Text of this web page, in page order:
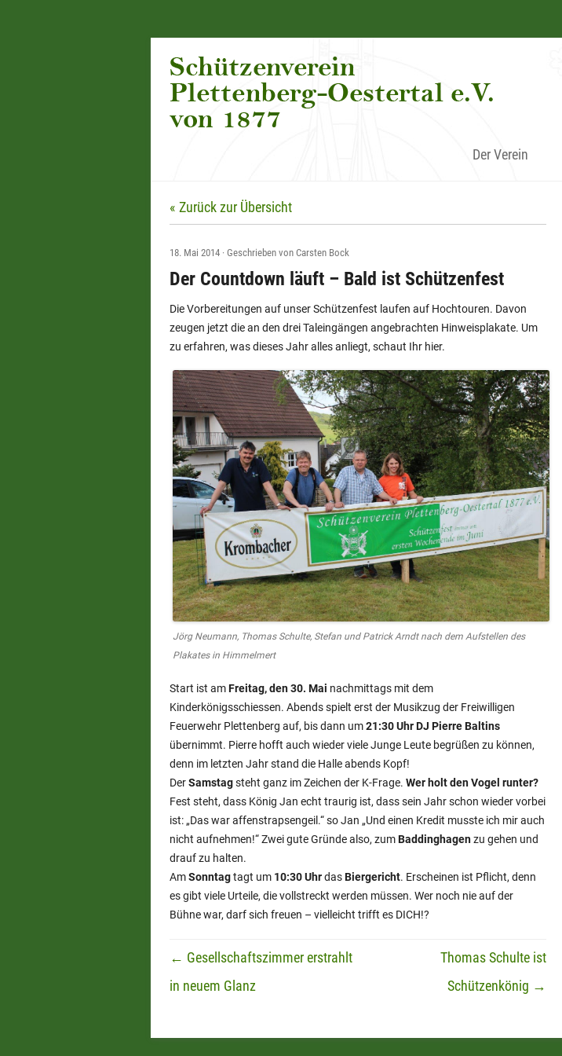
Der Verein
« Zurück zur Übersicht
18. Mai 2014 · Geschrieben von Carsten Bock
Der Countdown läuft – Bald ist Schützenfest
Die Vorbereitungen auf unser Schützenfest laufen auf Hochtouren. Davon
zeugen jetzt die an den drei Taleingängen angebrachten Hinweisplakate. Um
zu erfahren, was dieses Jahr alles anliegt, schaut Ihr hier.
Jörg Neumann, Thomas Schulte, Stefan und Patrick Arndt nach dem Aufstellen des
Plakates in Himmelmert
Start ist amFreitag, den 30. Mai nachmittags mit dem
Kinderkönigsschiessen. Abends spielt erst der Musikzug der Freiwilligen
Feuerwehr Plettenberg auf, bis dann um21:30 Uhr DJ Pierre Baltins
übernimmt. Pierre hofft auch wieder viele Junge Leute begrüßen zu können,
denn im letzten Jahr stand die Halle abends Kopf!
DerSamstagsteht ganz im Zeichen der K-Frage. Wer holt den Vogel runter?
Fest steht, dass König Jan echt traurig ist, dass sein Jahr schon wieder vorbei
ist: „Das war affenstrapsengeil.“ so Jan „Und einen Kredit musste ich mir auch
nicht aufnehmen!“ Zwei gute Gründe also, zumBaddinghagenzu gehen und
drauf zu halten.
AmSonntagtagt um 10:30 UhrdasBiergericht. Erscheinen ist Pflicht, denn
es gibt viele Urteile, die vollstreckt werden müssen. Wer noch nie auf der
Bühne war, darf sich freuen – vielleicht trifft es DICH!?
Beitrags-Navigation
← Gesellschaftszimmer erstrahlt
in neuem Glanz
Thomas Schulte ist
Schützenkönig →